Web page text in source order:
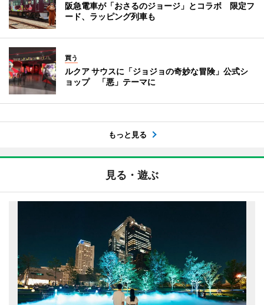
阪急電車が「おさるのジョージ」とコラボ 限定フ
ード、ラッピング列車も
買う
ルクア サウスに「ジョジョの奇妙な冒険」公式シ
ョップ 「悪」テーマに
もっと見る
見る・遊ぶ